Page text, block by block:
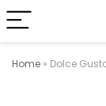
Home » Dolce